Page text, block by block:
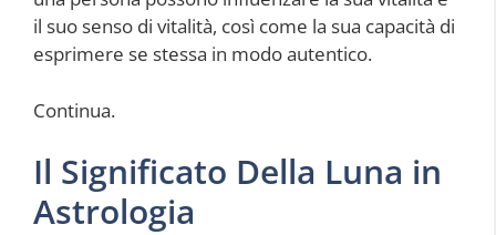
il suo senso di vitalità, così come la sua capacità di
esprimere se stessa in modo autentico.
Continua.
Il Significato Della Luna in
Astrologia